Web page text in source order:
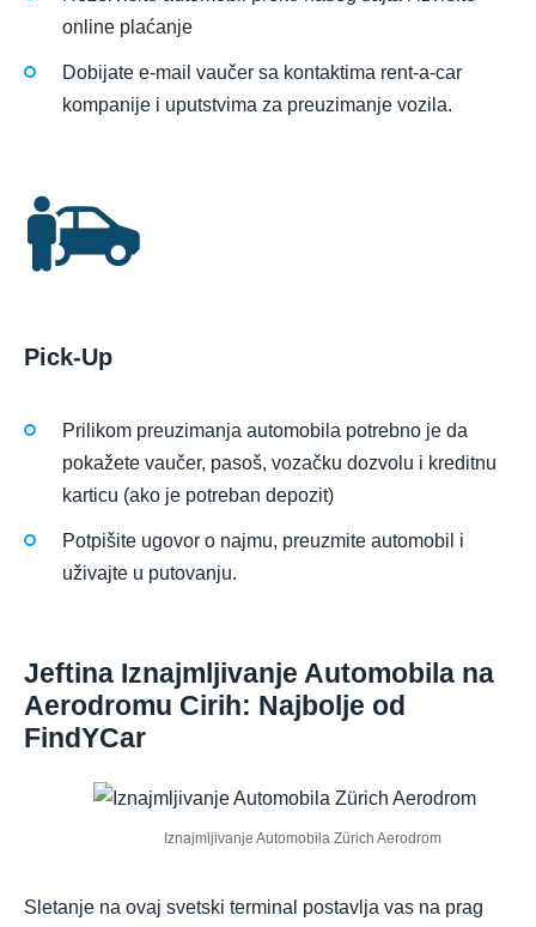
online plaćanje
Dobijate e-mail vaučer sa kontaktima rent-a-car
kompanije i uputstvima za preuzimanje vozila.
Pick-Up
Prilikom preuzimanja automobila potrebno je da
pokažete vaučer, pasoš, vozačku dozvolu i kreditnu
karticu (ako je potreban depozit)
Potpišite ugovor o najmu, preuzmite automobil i
uživajte u putovanju.
Jeftina Iznajmljivanje Automobila na
Aerodromu Cirih: Najbolje od
FindYCar
Iznajmljivanje Automobila Zürich Aerodrom
Sletanje na ovaj svetski terminal postavlja vas na prag